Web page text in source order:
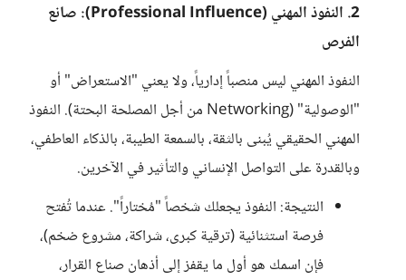
2. النفوذ المهني (Professional Influence): صانع
الفرص
النفوذ المهني ليس منصباً إدارياً، ولا يعني "الاستعراض" أو
"الوصولية" (Networking من أجل المصلحة البحتة). النفوذ
المهني الحقيقي يُبنى بالثقة، بالسمعة الطيبة، بالذكاء العاطفي،
وبالقدرة على التواصل الإنساني والتأثير في الآخرين.
النتيجة: النفوذ يجعلك شخصاً "مُختاراً". عندما تُفتح
فرصة استثنائية (ترقية كبرى، شراكة، مشروع ضخم)،
فإن اسمك هو أول ما يقفز إلى أذهان صناع القرار،